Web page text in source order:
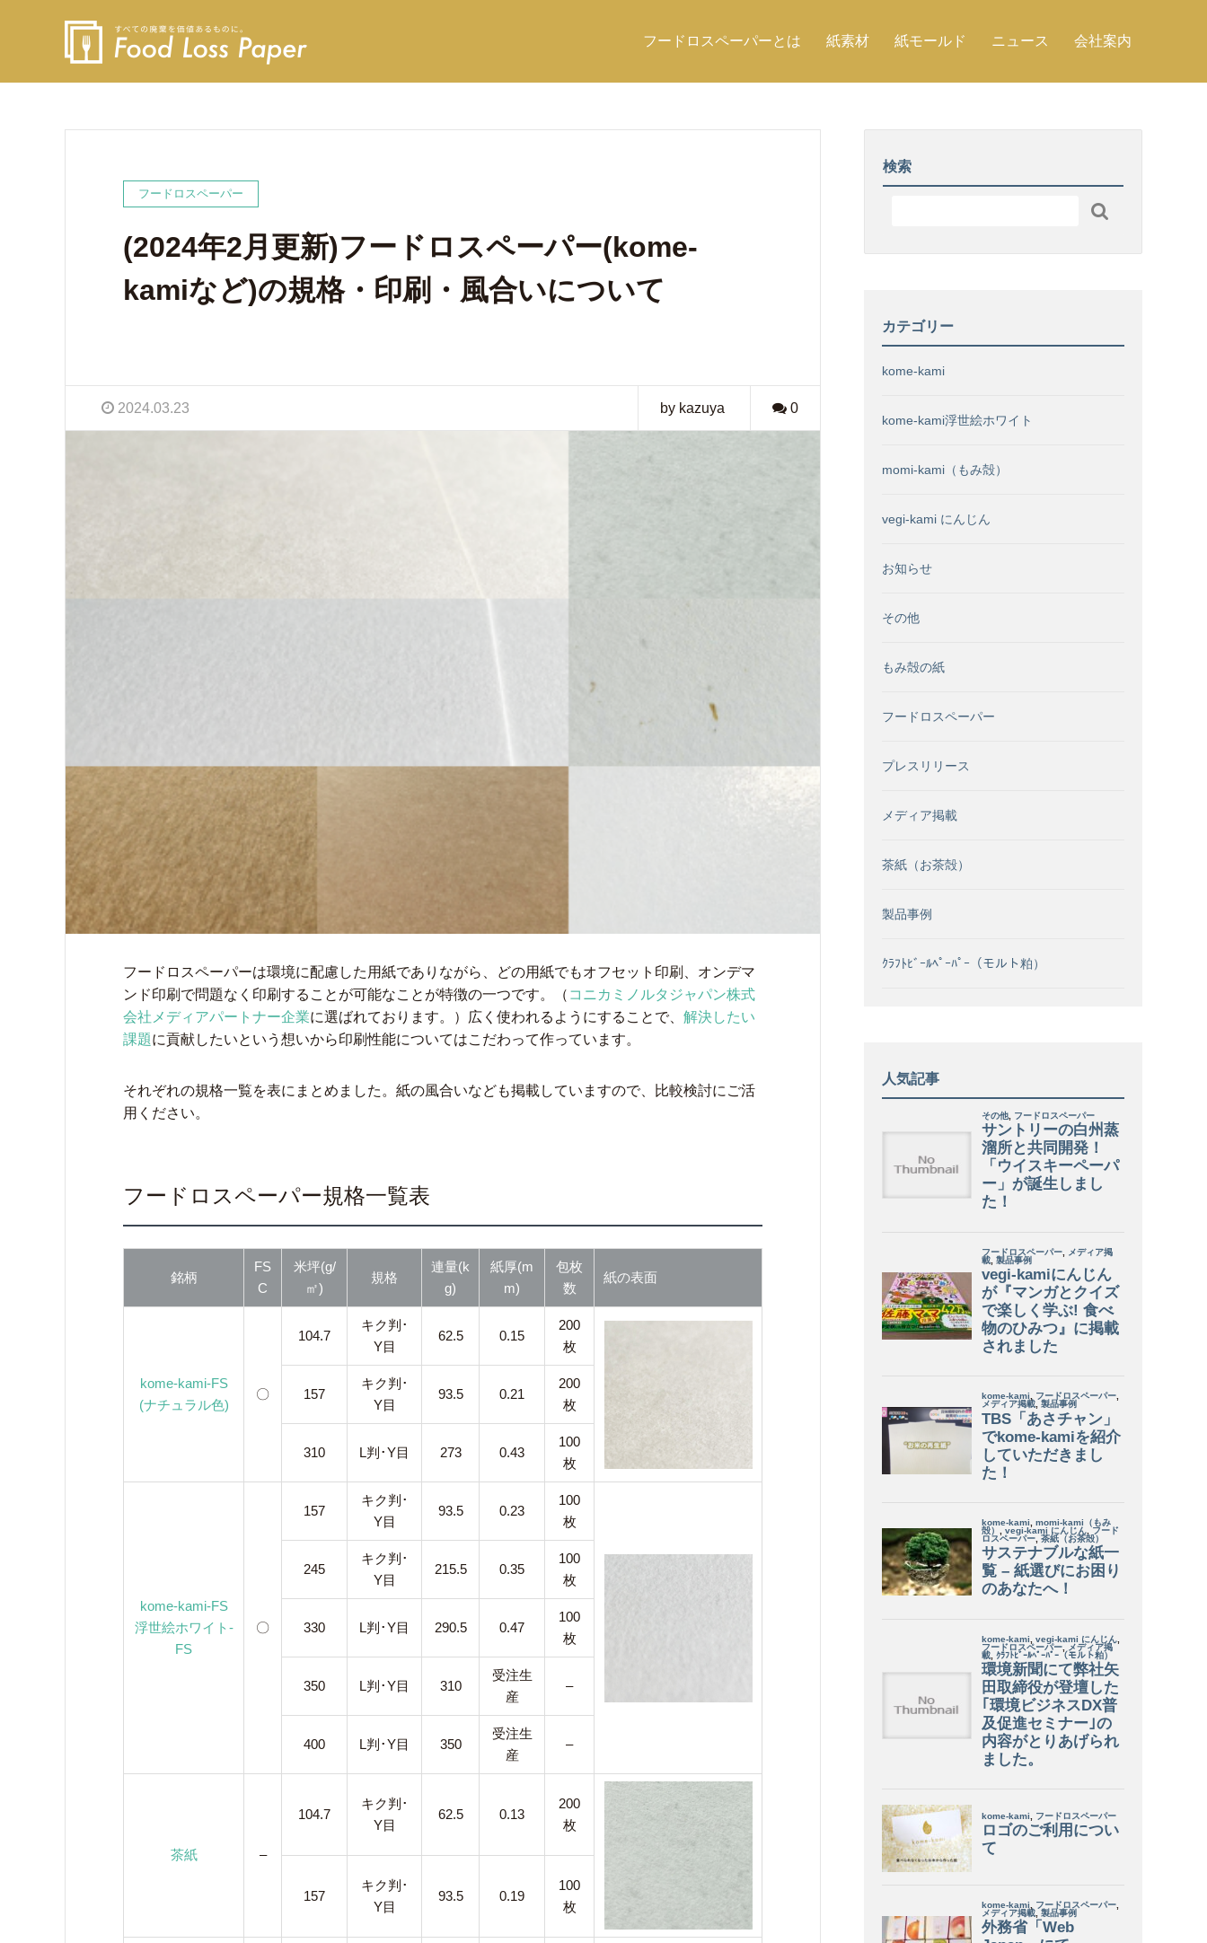
フードロスペーパーとは 紙素材 紙モールド ニュース 会社案内
フードロスペーパー
(2024年2月更新)フードロスペーパー(kome-
kamiなど)の規格・印刷・風合いについて
2024.03.23 by kazuya 0
フードロスペーパーは環境に配慮した用紙でありながら、どの用紙でもオフセット印刷、オンデマ
ンド印刷で問題なく印刷することが可能なことが特徴の一つです。（ コニカミノルタジャパン株式
会社メディアパートナー企業に選ばれております。）広く使われるようにすることで、 解決したい
課題に貢献したいという想いから印刷性能についてはこだわって作っています。
それぞれの規格一覧を表にまとめました。紙の風合いなども掲載していますので、比較検討にご活
用ください。
フードロスペーパー規格一覧表
銘柄
FS
C
米坪(g/
㎡)
規格
連量(k
g)
紙厚(m
m)
包枚
数
紙の表面
kome-kami-FS
(ナチュラル色)
〇
104.7
キク判･
Y目
62.5 0.15
200
枚
157
キク判･
Y目
93.5 0.21
200
枚
310 L判･Y目 273 0.43
100
枚
kome-kami-FS
浮世絵ホワイト-
FS
〇
157
キク判･
Y目
93.5 0.23
100
枚
245
キク判･
Y目
215.5 0.35
100
枚
330 L判･Y目 290.5 0.47
100
枚
350 L判･Y目 310
受注生
産
–
400 L判･Y目 350
受注生
産
–
茶紙 –
104.7
キク判･
Y目
62.5 0.13
200
枚
157
キク判･
Y目
93.5 0.19
100
枚
検索

カテゴリー
kome-kami
kome-kami浮世絵ホワイト
momi-kami（もみ殻）
vegi-kami にんじん
お知らせ
その他
もみ殻の紙
フードロスペーパー
プレスリリース
メディア掲載
茶紙（お茶殻）
製品事例
ｸﾗﾌﾄﾋﾞｰﾙﾍﾟｰﾊﾟｰ（モルト粕）
人気記事